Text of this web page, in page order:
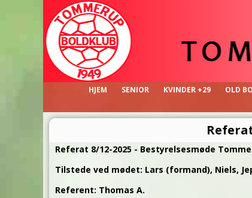
HJEM SENIOR KVINDER +29 OLD
Referat 8/12-2025 - Bestyrelsesmøde
Tilstede ved mødet: Lars (formand), Niels,
Referent: Thomas A.